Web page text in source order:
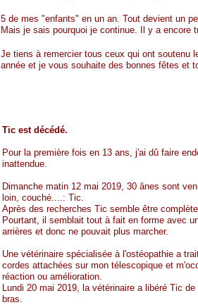
Tic est décédé.
Pour la première fois en 13 ans, j'ai dû faire
inattendue.
Dimanche matin 12 mai 2019, 30 ânes sont
loin, couché....: Tic.
Après des recherches Tic semble être
Pourtant, il semblait tout à fait en forme avec
arrières et donc ne pouvait plus marcher.
Une vétérinaire spécialisée à l'ostéopathie a
cordes attachées sur mon télescopique et
réaction ou amélioration.
Lundi 20 mai 2019, la vétérinaire a libéré Tic
bras.
5 de mes "enfants" en un an. Tout devient un
Mais je sais pourquoi je continue. Il y a encore
Je tiens à remercier tous ceux qui ont soutenu
année et je vous souhaite des bonnes fêtes et